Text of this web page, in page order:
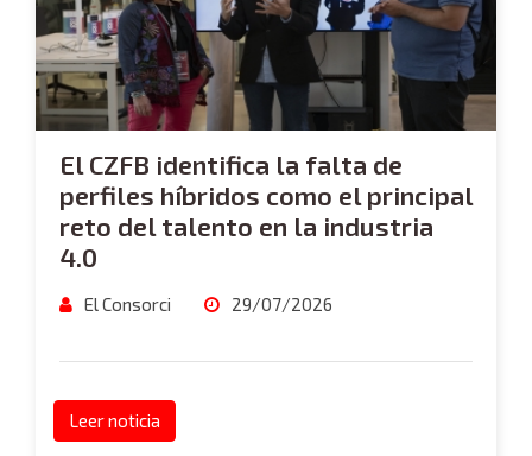
El CZFB identifica la falta de
perfiles híbridos como el principal
reto del talento en la industria
4.0
El Consorci 29/07/2026
Leer noticia